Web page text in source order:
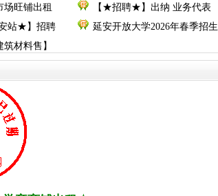
旺铺出租
【★招聘★】出纳 业务代表
站★】招聘
延安开放大学2026年春季招生
材料售】